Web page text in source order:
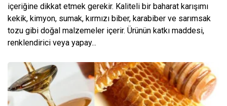
içeriğine dikkat etmek gerekir. Kaliteli bir baharat karışımı
kekik, kimyon, sumak, kırmızı biber, karabiber ve sarımsak
tozu gibi doğal malzemeler içerir. Ürünün katkı maddesi,
renklendirici veya yapay...